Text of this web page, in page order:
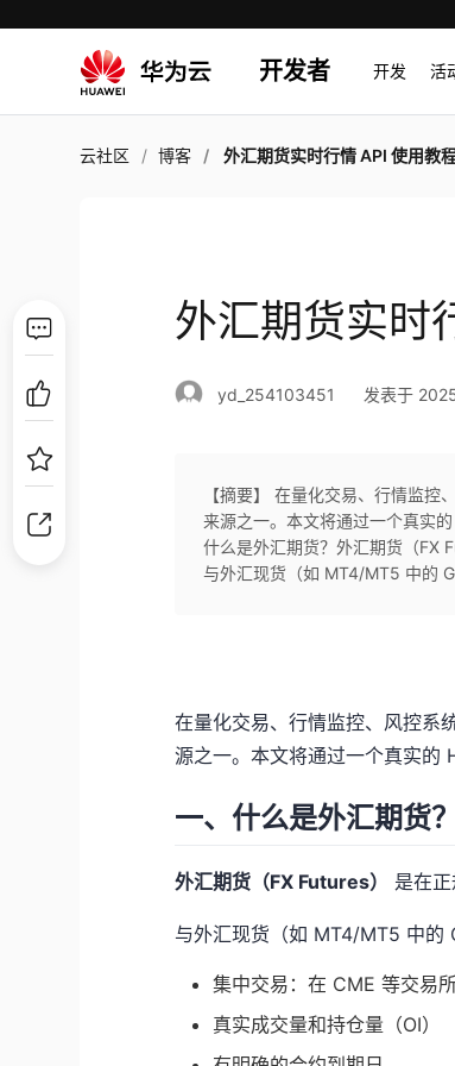
开发者 开发 活
云社区 博客 外汇期货实时行情 API 使用教
外汇期货实时
yd_254103451 发表于
【摘要】 在量化交易、行情监
来源之一。本文将通过一个真实
什么是外汇期货？外汇期货（FX
与外汇现货（如 MT4/MT5 中的
在量化交易、行情监控、风控系
源之一。本文将通过一个真实的
一、什么是外汇期货？
外汇期货（FX Futures） 是在
与外汇现货（如 MT4/MT5 中的
集中交易：在 CME 等交易
真实成交量和持仓量（OI）